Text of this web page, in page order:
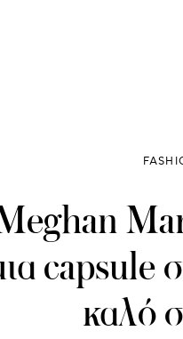
capsule
καλό